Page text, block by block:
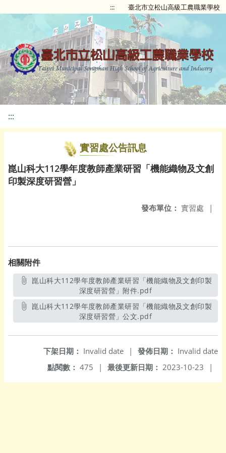
::: 臺北市立松山高級工農職業學校
:::
實習處公告訊息
崑山科大112學年度教師產業研習「機能織物及文創
印製深度研習營」
發布單位： 實習處 |
相關附件
深度研習營」附件.pdf另開新視窗
深度研習營」公文.pdf另開新視窗
發佈日期： Invalid date
下架日期： Invalid date
|
最後更新日期： 2023-10-23 |
點閱數： 475 |